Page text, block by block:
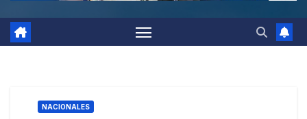
NACIONALES